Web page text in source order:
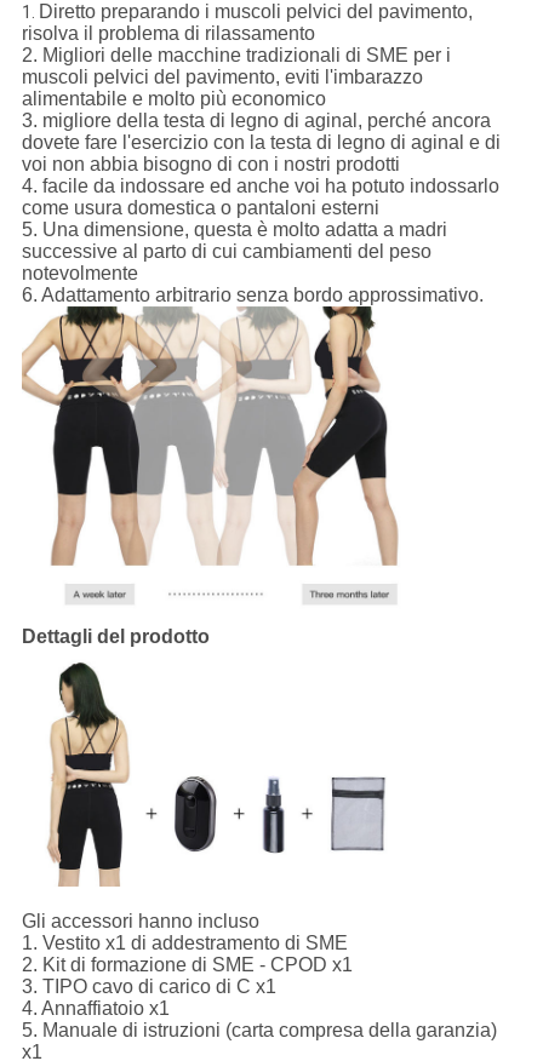
1. Diretto preparando i muscoli pelvici del pavimento,
risolva il problema di rilassamento
2. Migliori delle macchine tradizionali di SME per i
muscoli pelvici del pavimento, eviti l'imbarazzo
alimentabile e molto più economico
3. migliore della testa di legno di aginal, perché ancora
dovete fare l'esercizio con la testa di legno di aginal e di
voi non abbia bisogno di con i nostri prodotti
4. facile da indossare ed anche voi ha potuto indossarlo
come usura domestica o pantaloni esterni
5. Una dimensione, questa è molto adatta a madri
successive al parto di cui cambiamenti del peso
notevolmente
6. Adattamento arbitrario senza bordo approssimativo.
Dettagli del prodotto
Gli accessori hanno incluso
1. Vestito x1 di addestramento di SME
2. Kit di formazione di SME - CPOD x1
3. TIPO cavo di carico di C x1
4. Annaffiatoio x1
5. Manuale di istruzioni (carta compresa della garanzia)
x1